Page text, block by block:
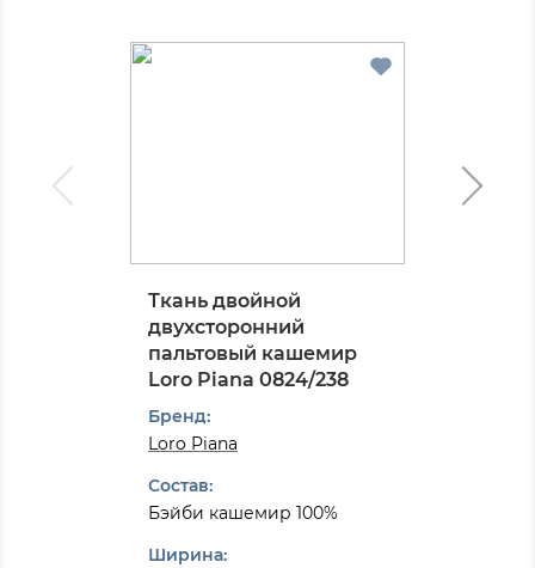
Ткань двойной
двухсторонний
пальтовый кашемир
Loro Piana 0824/238
Бренд:
Loro Piana
Состав:
Бэйби кашемир 100%
Ширина: